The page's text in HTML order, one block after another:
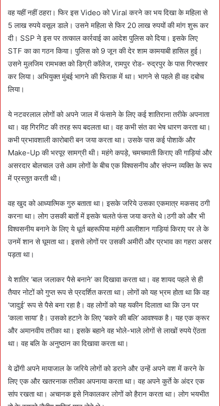
वह यहीं नहीं ठहरा। फिर इस Video को Viral करने का भय दिखा के महिला से
5 लाख रुपये वसूल डाले। उसने महिला से फिर 20 लाख रुपयों की मांग शुरू कर
दी। SSP ने इस पर तत्काल कार्रवाई का आदेश पुलिस को दिया। इसके लिए
STF का का गठन किया। पुलिस को 9 जून की देर शाम कामयाबी हासिल हुई।
उसने मुलजिम रामभक्त को डिग्री कॉलेज, रामपुर रोड- रुद्रपुर के पास गिरफ्तार
कर लिया। अभियुक्त मुंबई भागने की फिराक में था। भागने से पहले ही वह दबोच
लिया।
ये नटवरलाल लोगों को अपने जाल में फंसाने के लिए कई शातिराना तरीके अपनाता
था। वह गिरगिट की तरह रूप बदलता था। वह कभी संत का भेष धारण करता था।
कभी प्रभावशाली कारोबारी बन जया करता था। उसके पास कई पोशाकें और
Make-Up की भरपूर सामग्री थी। महंगे कपड़े, चमचमाती किराए की गाड़ियां और
असरदार बोलचाल उसे आम लोगों के बीच एक विश्वसनीय और संपन्न व्यक्ति के रूप
में प्रस्तुत करती थी।
वह खुद को आध्यात्मिक गुरु बताता था। इसके जरिये उसका एकमात्र मकसद ठगी
करना था। लोग उसकी बातों में इसके चलते फंस जया करते थे।ठगी को और भी
विश्वसनीय बनाने के लिए ये धूर्त बहरूपिया महंगी आलीशान गाड़ियां किराए पर ले के
उनमें शान से घूमता था। इससे लोगों पर उसकी अमीरी और प्रभाव का गहरा असर
पड़ता था।
ये शातिर ‘बाल जलाकर पैसे बनाने’ का दिखावा करता था। वह शायद पहले से ही
तैयार नोटों को गुप्त रूप से प्रदर्शित करता था। लोगों को यह भ्रम होता था कि वह
‘जादुई’ रूप से पैसे बना रहा है। वह लोगों को यह यकीन दिलाता था कि उन पर
‘काला साया’ है। उसको हटाने के लिए ‘बकरे की बलि’ आवश्यक है। यह एक क्रूर
और अमानवीय तरीका था। इसके बहाने वह भोले-भाले लोगों से लाखों रुपये ऐंठता
था। वह बलि के अनुष्ठान का दिखावा करता था।
ये ढोंगी अपने मायाजाल के जरिये लोगों को डराने और उन्हें अपने वश में करने के
लिए एक और खतरनाक तरीका अपनाया करता था। वह अपने कुर्ते के अंदर एक
सांप रखता था। अचानक इसे निकालकर लोगों को हैरान करता था। लोग भयभीत